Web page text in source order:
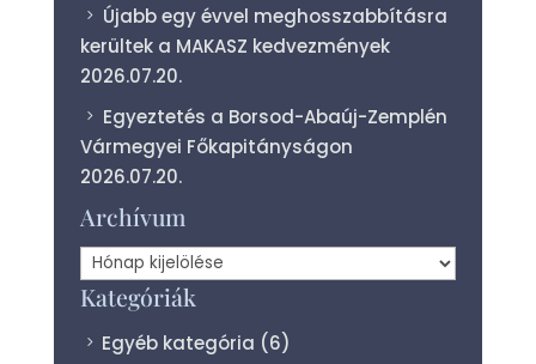
Újabb egy évvel meghosszabbításra
kerültek a MAKASZ kedvezmények
2026.07.20.
Egyeztetés a Borsod-Abaúj-Zemplén
Vármegyei Főkapitányságon
2026.07.20.
Archívum
Archívum
Kategóriák
Egyéb kategória (6)